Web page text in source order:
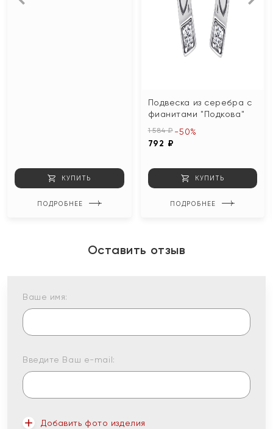
КУПИТЬ
ПОДРОБНЕЕ
Подвеска из серебра с
фианитами "Подкова"
1 584 ₽
792 ₽
-50%
КУПИТЬ
ПОДРОБНЕЕ
Оставить отзыв
Ваше имя:
Введите Ваш e-mail:
Добавить фото изделия